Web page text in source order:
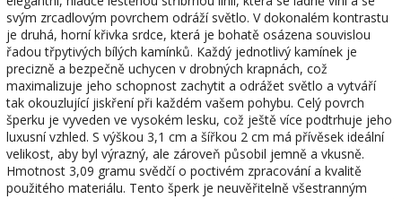
svým zrcadlovým povrchem odráží světlo. V dokonalém kontrastu
je druhá, horní křivka srdce, která je bohatě osázena souvislou
řadou třpytivých bílých kamínků. Každý jednotlivý kamínek je
precizně a bezpečně uchycen v drobných krapnách, což
maximalizuje jeho schopnost zachytit a odrážet světlo a vytváří
tak okouzlující jiskření při každém vašem pohybu. Celý povrch
šperku je vyveden ve vysokém lesku, což ještě více podtrhuje jeho
luxusní vzhled. S výškou 3,1 cm a šířkou 2 cm má přívěsek ideální
velikost, aby byl výrazný, ale zároveň působil jemně a vkusně.
Hmotnost 3,09 gramu svědčí o poctivém zpracování a kvalitě
použitého materiálu. Tento šperk je neuvěřitelně všestranným